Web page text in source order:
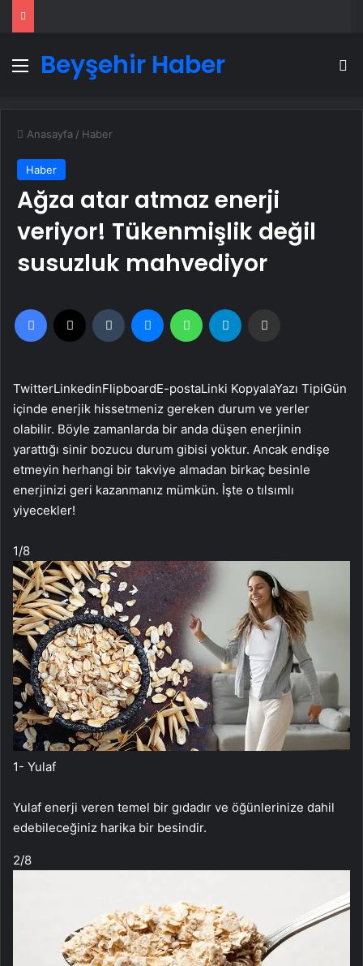
Menü
Beyşehir Haber
Anasayfa / Haber
Haber
Ağza atar atmaz enerji
veriyor! Tükenmişlik değil
susuzluk mahvediyor
Facebook Tumblr MessengerWhatsApp
TwitterLinkedinFlipboardE-postaLinki KopyalaYazı TipiGün
içinde enerjik hissetmeniz gereken durum ve yerler
olabilir. Böyle zamanlarda bir anda düşen enerjinin
yarattığı sinir bozucu durum gibisi yoktur. Ancak endişe
etmeyin herhangi bir takviye almadan birkaç besinle
enerjinizi geri kazanmanız mümkün. İşte o tılsımlı
yiyecekler!
1/8
1- Yulaf
Yulaf enerji veren temel bir gıdadır ve öğünlerinize dahil
edebileceğiniz harika bir besindir.
2/8